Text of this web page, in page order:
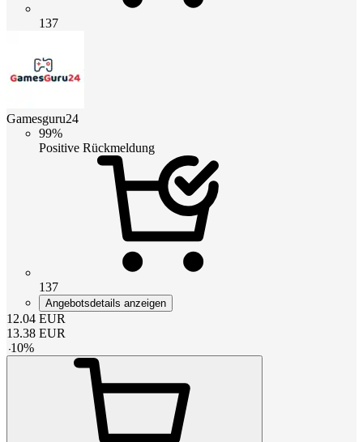
137
Gamesguru24
99%
Positive Rückmeldung
137
Angebotsdetails anzeigen
12.04 EUR
13.38 EUR
-10%